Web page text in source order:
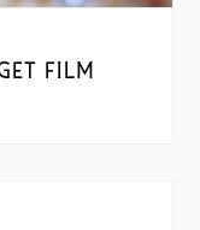
FILM